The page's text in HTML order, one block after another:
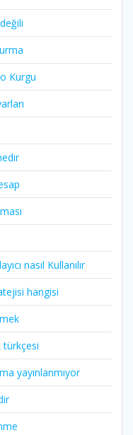
Kurgu
nasıl Kullanılır
hangisi
yayınlanmıyor